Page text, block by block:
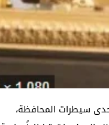
سيطرات المحافظة،